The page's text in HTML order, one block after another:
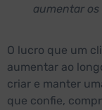
aumentar os
O lucro que um
aumentar ao
criar e manter
que confie,